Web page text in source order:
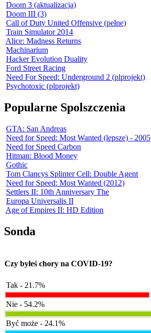
Doom 3 (aktualizacja)
Doom III (3)
Call of Duty United Offensive (pełne)
Train Simulator 2014
Alice: Madness Returns
Machinarium
Hacker Evolution Duality
Ford Street Racing
Need For Speed: Underground 2 (plprojekt)
Psychotoxic (plprojekt)
Popularne Spolszczenia
GTA: San Andreas
Need for Speed: Most Wanted (lepsze) - 2005
Need for Speed Carbon
Hitman: Blood Money
Gothic
Tom Clancys Splinter Cell: Double Agent
Need for Speed: Most Wanted (2012)
Settlers II: 10th Anniversary The
Europa Universalis II
Age of Empires II: HD Edition
Sonda
Czy byłeś chory na COVID-19?
Tak - 21.7%
Nie - 54.2%
Być może - 24.1%